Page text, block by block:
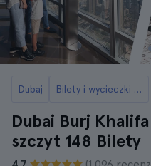
Dubaj Bilety i wycieczki do Burj Khalifa w Dubaju
Dubai Burj
szczyt 148 Bilety